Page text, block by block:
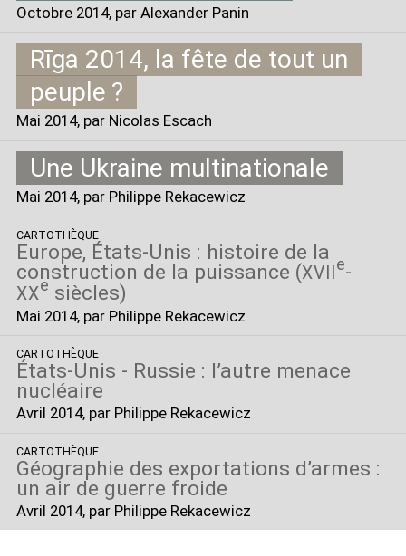
Octobre 2014, par Alexander Panin
Rīga 2014, la fête de tout un
peuple ?
Mai 2014, par Nicolas Escach
Une Ukraine multinationale
Mai 2014, par Philippe Rekacewicz
CARTOTHÈQUE
Europe, États-Unis : histoire de la
construction de la puissance (XVIIe-
XXe siècles)
Mai 2014, par Philippe Rekacewicz
CARTOTHÈQUE
États-Unis - Russie : l’autre menace
nucléaire
Avril 2014, par Philippe Rekacewicz
CARTOTHÈQUE
Géographie des exportations d’armes :
un air de guerre froide
Avril 2014, par Philippe Rekacewicz